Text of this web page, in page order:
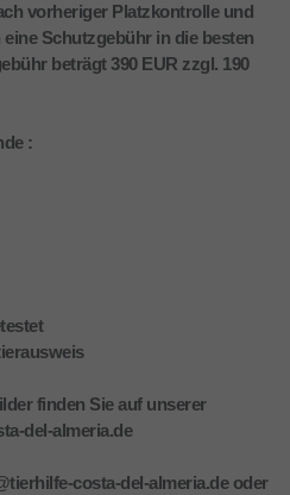
vorheriger Platzkontrolle und
Schutzgebühr in die besten
beträgt 390 EUR zzgl. 190
:
finden Sie auf unserer
del-almeria.de
costa-del-almeria.de oder